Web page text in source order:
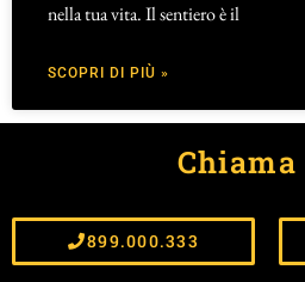
nella tua vita. Il sentiero è il
SCOPRI DI PIÙ »
Chiama
899.000.333